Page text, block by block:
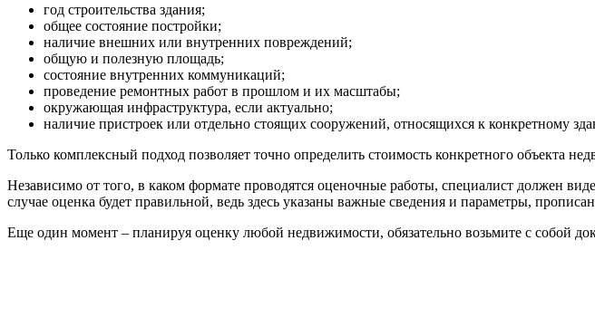
год строительства здания;
общее состояние постройки;
наличие внешних или внутренних повреждений;
общую и полезную площадь;
состояние внутренних коммуникаций;
проведение ремонтных работ в прошлом и их масштабы;
окружающая инфраструктура, если актуально;
наличие пристроек или отдельно стоящих сооружений, относящихся к конкретному
Только комплексный подход позволяет точно определить стоимость конкретного объекта
Независимо от того, в каком формате проводятся оценочные работы, специалист должен
случае оценка будет правильной, ведь здесь указаны важные сведения и параметры,
Еще один момент – планируя оценку любой недвижимости, обязательно возьмите с собой